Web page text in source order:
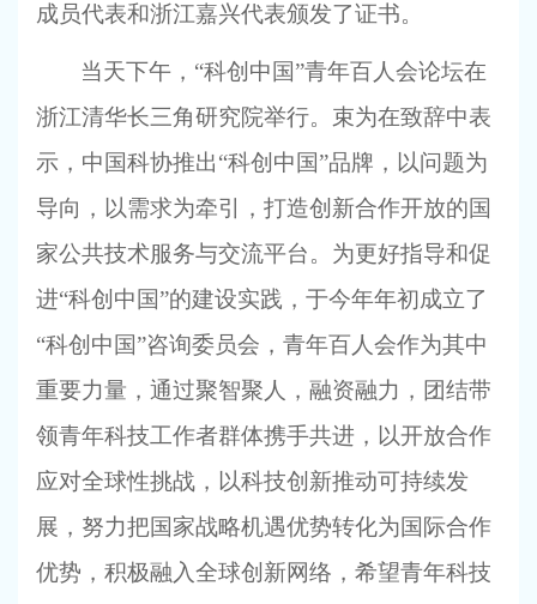
成员代表和浙江嘉兴代表颁发了证书。
当天下午，“科创中国”青年百人会论坛在
浙江清华长三角研究院举行。束为在致辞中表
示，中国科协推出“科创中国”品牌，以问题为
导向，以需求为牵引，打造创新合作开放的国
家公共技术服务与交流平台。为更好指导和促
进“科创中国”的建设实践，于今年年初成立了
“科创中国”咨询委员会，青年百人会作为其中
重要力量，通过聚智聚人，融资融力，团结带
领青年科技工作者群体携手共进，以开放合作
应对全球性挑战，以科技创新推动可持续发
展，努力把国家战略机遇优势转化为国际合作
优势，积极融入全球创新网络，希望青年科技